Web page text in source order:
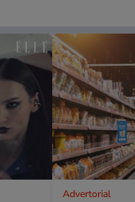
Advertorial